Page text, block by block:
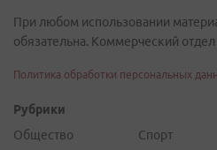
При любом использовании
обязательна. Коммерческий
Политика обработки персональных
Рубрики
Общество
Спорт